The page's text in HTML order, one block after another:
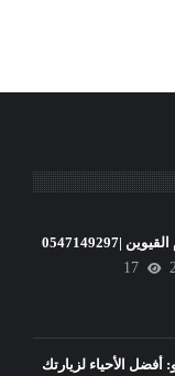
17
الأحياء لزيارتك